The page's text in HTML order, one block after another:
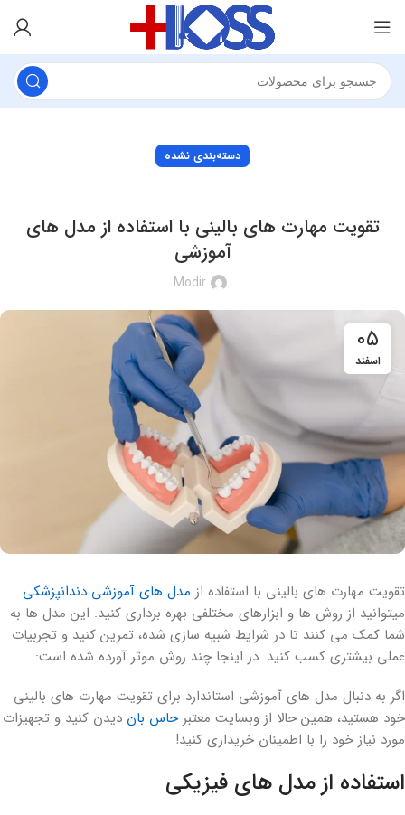
دسته‌بندی نشده
تقویت مهارت های بالینی با استفاده از مدل های
آموزشی
Modir
۰۵
اسفند
تقویت مهارت های بالینی با استفاده از مدل های آموزشی دندانپزشکی
میتوانید از روش ها و ابزارهای مختلفی بهره برداری کنید. این مدل ها به
شما کمک می کنند تا در شرایط شبیه سازی شده، تمرین کنید و تجربیات
عملی بیشتری کسب کنید. در اینجا چند روش موثر آورده شده است:
اگر به دنبال مدل های آموزشی استاندارد برای تقویت مهارت های بالینی
خود هستید، همین حالا از وبسایت معتبرحاس بان دیدن کنید و تجهیزات
مورد نیاز خود را با اطمینان خریداری کنید!
استفاده از مدل های فیزیکی